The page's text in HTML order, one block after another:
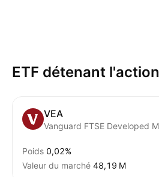
ETF détenant l'action
VEA
Poids 0,02%
Valeur du marché ‪48,19 M‬